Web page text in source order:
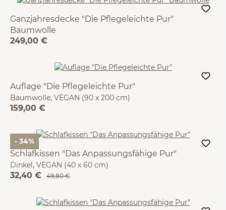
Ganzjahresdecke "Die Pflegeleichte Pur"
Baumwolle
VEGAN (140 x 200 cm)
249,00 €
Auflage "Die Pflegeleichte Pur"
Baumwolle, VEGAN (90 x 200 cm)
159,00 €
- 34%
Schlafkissen "Das Anpassungsfähige Pur"
Dinkel, VEGAN (40 x 60 cm)
32,40 € 49,80 €